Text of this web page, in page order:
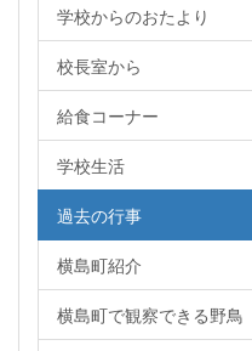
学校からのおたより
校長室から
給食コーナー
学校生活
過去の行事
横島町紹介
横島町で観察できる野鳥